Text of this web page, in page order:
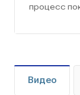
процесс
Видео